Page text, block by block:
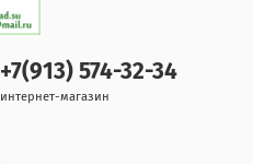
+7(913) 574-32-34
интернет-магазин